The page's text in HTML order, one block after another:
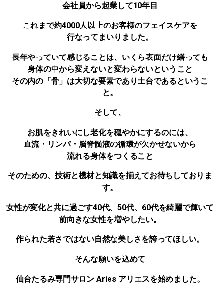
会社員から起業して10年目
これまで約4000人以上のお客様のフェイスケアを
行なってまいりました。
長年やっていて感じることは、いくら表面だけ繕っても
身体の中から変えないと変わらないということ
その内の「骨」は大切な要素であり土台であるというこ
と。
そして、
お肌をきれいにし老化を穏やかにするのには、
血流・リンパ・脳脊髄液の循環が欠かせないから
流れる身体をつくること
そのための、技術と機材と知識を揃えてお待ちしておりま
す。
女性が変化と共に過ごす40代、50代、60代を綺麗で輝いて
前向きな女性を増やしたい。
作られた若さではない自然な美しさを誇ってほしい。
そんな願いを込めて
仙台たるみ専門サロン Aries アリエスを始めました。